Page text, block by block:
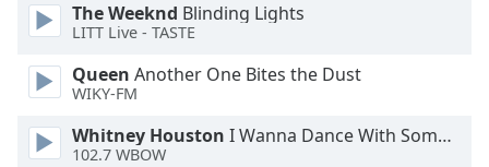
Caption
Area
Background
Color
Opacity
The Weeknd Blinding Lights
LITT Live - TASTE
Queen Another One Bites the Dust
WIKY-FM
Whitney Houston I Wanna Dance With Somebody
102.7 WBOW